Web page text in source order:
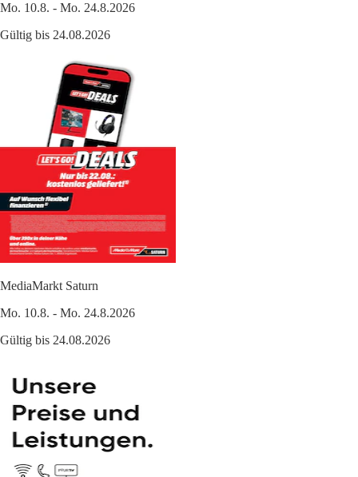
Mo. 10.8. - Mo. 24.8.2026
Gültig bis 24.08.2026
MediaMarkt Saturn
Mo. 10.8. - Mo. 24.8.2026
Gültig bis 24.08.2026